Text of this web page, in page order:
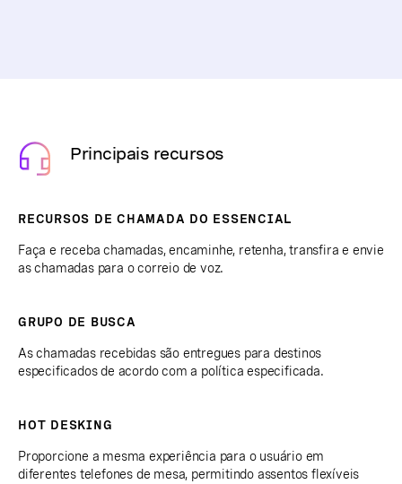
Principais recursos
RECURSOS DE CHAMADA DO ESSENCIAL
Faça e receba chamadas, encaminhe, retenha, transfira e envie
as chamadas para o correio de voz.
GRUPO DE BUSCA
As chamadas recebidas são entregues para destinos
especificados de acordo com a política especificada.
HOT DESKING
Proporcione a mesma experiência para o usuário em
diferentes telefones de mesa, permitindo assentos flexíveis